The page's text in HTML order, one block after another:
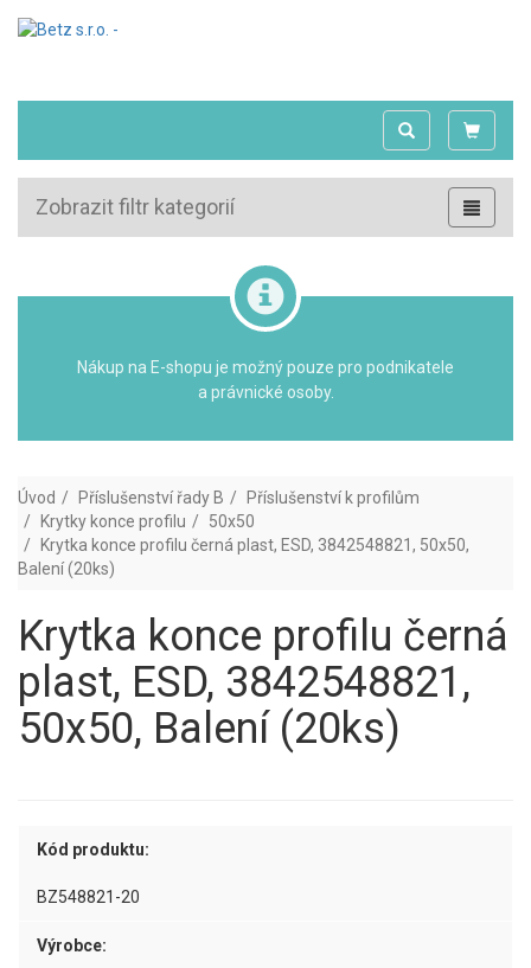
Zobrazit filtr kategorií
Nákup na E-shopu je možný pouze pro podnikatele
a právnické osoby.
Úvod Příslušenství řady B
Příslušenství k profilům
Krytky konce profilu
50x50
Krytka konce profilu černá plast, ESD, 3842548821, 50x50,
Balení (20ks)
Krytka konce profilu černá
plast, ESD, 3842548821,
50x50, Balení (20ks)
Kód produktu:
BZ548821-20
Výrobce: